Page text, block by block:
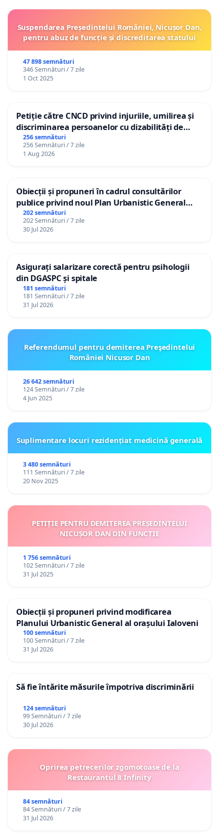
Suspendarea Președintelui României, Nicușor Dan,
pentru abuz de funcție și discreditarea statului
47 898 semnături
346 Semnături / 7 zile
1 Oct 2025
Petiție către CNCD privind injuriile, umilirea și
discriminarea persoanelor cu dizabilități de
către utilizatorul TikTok „Gorici”
256 semnături
256 Semnături / 7 zile
1 Aug 2026
Obiecții și propuneri în cadrul consultărilor
publice privind noul Plan Urbanistic General
(PUG) Ialoveni
202 semnături
202 Semnături / 7 zile
30 Jul 2026
Asigurați salarizare corectă pentru psihologii
din DGASPC și spitale
181 semnături
181 Semnături / 7 zile
31 Jul 2026
Referendumul pentru demiterea Preşedintelui
României Nicusor Dan
26 642 semnături
124 Semnături / 7 zile
4 Jun 2025
Suplimentare locuri rezidențiat medicină generală
3 480 semnături
111 Semnături / 7 zile
20 Nov 2025
PETIȚIE PENTRU DEMITEREA PREȘEDINTELUI
NICUȘOR DAN DIN FUNCȚIE
1 756 semnături
102 Semnături / 7 zile
31 Jul 2025
Obiecții și propuneri privind modificarea
Planului Urbanistic General al orașului Ialoveni
100 semnături
100 Semnături / 7 zile
31 Jul 2026
Să fie întărite măsurile împotriva discriminării
124 semnături
99 Semnături / 7 zile
30 Jul 2026
Oprirea petrecerilor zgomotoase de la
Restaurantul 8 Infinity
84 semnături
84 Semnături / 7 zile
31 Jul 2026